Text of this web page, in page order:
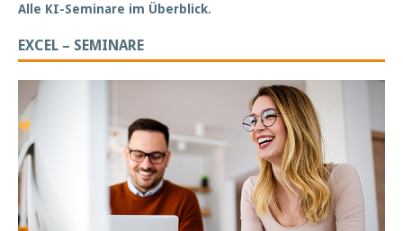
Alle KI-Seminare im Überblick.
EXCEL – SEMINARE